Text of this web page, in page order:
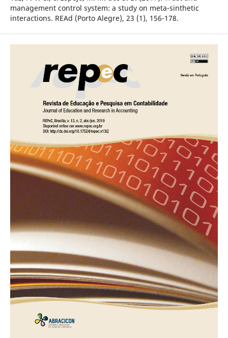
management control system: a study on meta-sinthetic
interactions. REAd (Porto Alegre), 23 (1), 156-178.